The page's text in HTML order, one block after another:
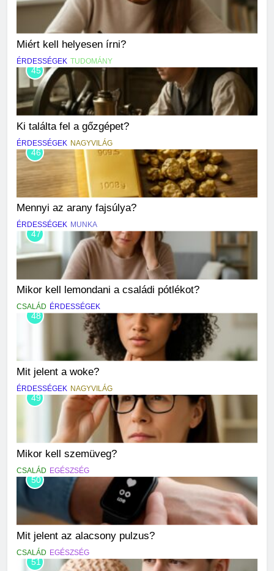
Miért kell helyesen írni?
ÉRDESSÉGEK TUDOMÁNY
45
Ki találta fel a gőzgépet?
ÉRDESSÉGEK NAGYVILÁG
46
Mennyi az arany fajsúlya?
ÉRDESSÉGEK MUNKA
47
Mikor kell lemondani a családi pótlékot?
CSALÁD ÉRDESSÉGEK
48
Mit jelent a woke?
ÉRDESSÉGEK NAGYVILÁG
49
Mikor kell szemüveg?
CSALÁD EGÉSZSÉG
50
Mit jelent az alacsony pulzus?
CSALÁD EGÉSZSÉG
51